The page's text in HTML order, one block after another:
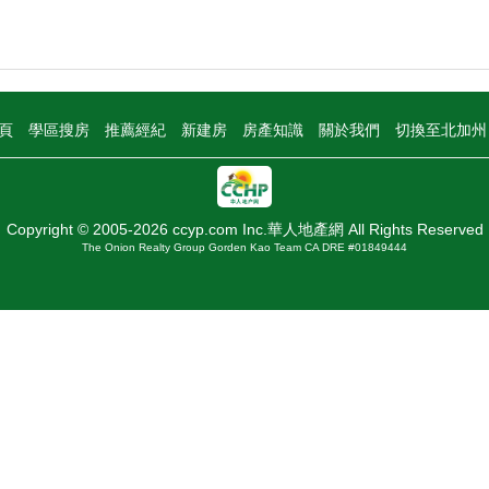
學區搜房 推薦經紀 新建房 房產知識 關於我們 切換至北加
Copyright © 2005-2026 ccyp.com Inc.華人地產網 All Rights Reserved
The Onion Realty Group Gorden Kao Team CA DRE #01849444